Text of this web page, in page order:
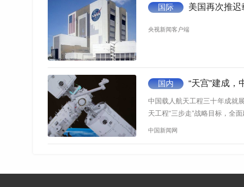
国际 美国再次推
央视新闻客户端
国内 “天宫”建成，
中国载人航天工程三十年成就
天工程“三步走”战略目标，全
中国新闻网